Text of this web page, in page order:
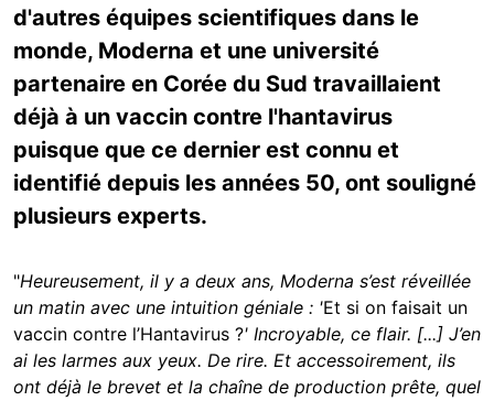
d'autres équipes scientifiques dans le
monde, Moderna et une université
partenaire en Corée du Sud travaillaient
déjà à un vaccin contre l'hantavirus
puisque que ce dernier est connu et
identifié depuis les années 50, ont souligné
plusieurs experts.
"Heureusement, il y a deux ans, Moderna s’est réveillée
un matin avec une intuition géniale : 'Et si on faisait un
vaccin contre l’Hantavirus ?' Incroyable, ce flair. [...] J’en
ai les larmes aux yeux. De rire. Et accessoirement, ils
ont déjà le brevet et la chaîne de production prête, quel